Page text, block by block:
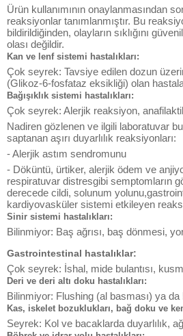
Ürün kullanımının onaylanmasından
reaksiyonlar tanımlanmıştır. Bu
bildirildiğinden, olayların sıklığını
olası değildir.
Kan ve lenf sistemi hastalıkları:
Çok seyrek: Tavsiye edilen dozun
(Glikoz-6-fosfataz eksikliği) olan
Bağışıklık sistemi hastalıkları:
Çok seyrek: Alerjik reaksiyon,
Nadiren gözlenen ve ilgili laboratuvar
saptanan aşırı duyarlılık reaksiyonları:
- Alerjik astım sendromunu
- Döküntü, ürtiker, alerjik ödem ve
respiratuvar distresgibi semptomların
derecede cildi, solunum
kardiyovasküler sistemi etkileyen
Sinir sistemi hastalıkları:
Bilinmiyor: Baş ağrısı, baş dönmesi,
Gastrointestinal hastalıklar:
Çok seyrek: İshal, mide bulantısı,
Deri ve deri altı doku hastalıkları:
Bilinmiyor: Flushing (al basması) ya da
Kas, iskelet bozuklukları, bağ doku ve
Seyrek: Kol ve bacaklarda duyarlılık,